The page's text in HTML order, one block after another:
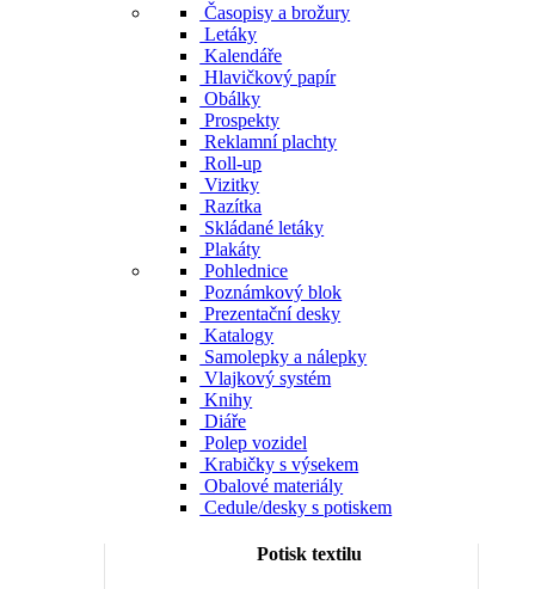
Časopisy a brožury
Letáky
Kalendáře
Hlavičkový papír
Obálky
Prospekty
Reklamní plachty
Roll-up
Vizitky
Razítka
Skládané letáky
Plakáty
Pohlednice
Poznámkový blok
Prezentační desky
Katalogy
Samolepky a nálepky
Vlajkový systém
Knihy
Diáře
Polep vozidel
Krabičky s výsekem
Obalové materiály
Cedule/desky s potiskem
Potisk textilu